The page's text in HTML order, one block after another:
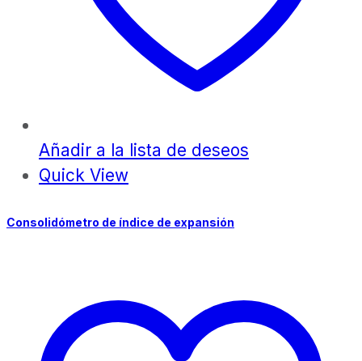
Añadir a la lista de deseos
Quick View
Consolidómetro de índice de expansión